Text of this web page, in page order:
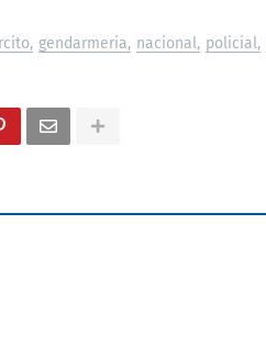
gendarmeria nacional policial